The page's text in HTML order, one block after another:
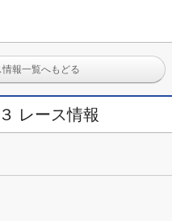
報一覧へもどる
レース情報